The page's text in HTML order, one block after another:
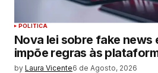
POLITICA
Nova lei sobre fake news
impõe regras às
by Laura Vicente6 de Agosto, 2026